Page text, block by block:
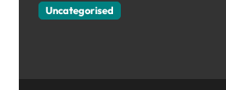
Uncategorised